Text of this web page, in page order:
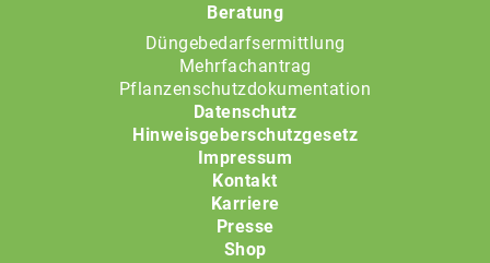
Beratung
Düngebedarfsermittlung
Mehrfachantrag
Pflanzenschutzdokumentation
Datenschutz
Hinweisgeberschutzgesetz
Impressum
Kontakt
Karriere
Presse
Shop